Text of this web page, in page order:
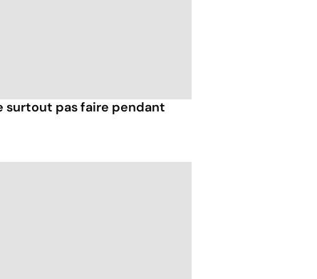
surtout pas faire pendant